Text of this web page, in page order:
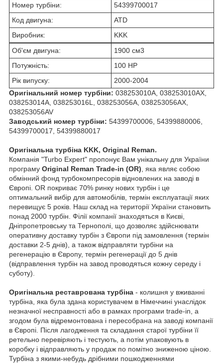
Номер турбіни:
54399700017
Код двигуна:
ATD
Виробник:
KKK
Об'єм двигуна:
1900 см3
Потужність:
100 HP
Рік випуску:
2000-2004
Оригінальний номер турбіни: 038253010A, 038253010AX,
038253014A, 038253016L, 038253056A, 038253056AX,
038253056AV
Заводський номер турбіни: 54399700006, 54399880006,
54399700017, 54399880017
Оригінальна турбіна KKK, Original Reman.
Компанія "Turbo Expert" пропонує Вам унікальну для України
програму Original Reman Trade-in (OR) , яка являє собою
обмінний фонд турбокомпресорів відновлених на заводі в
Європі. OR покриває 70% ринку нових турбін і це
оптимальний вибір для автомобілів, термін експлуатації яких
перевищує 5 років. Наш склад на території України становить
понад 2000 турбін. Філії компанії знаходяться в Києві,
Дніпропетровську та Тернополі, що дозволяє здійснювати
оперативну доставку турбін з Європи під замовлення (термін
доставки 2-5 днів), а також відправляти турбіни на
регенерацію в Європу, термін регенерації до 5 днів
(відправлення турбін на завод проводяться кожну середу і
суботу).
Оригінальна реставрована турбіна - колишня у вживанні
турбіна, яка була здана користувачем в Німеччині унаслідок
незначної несправності або в рамках програми trade-in, а
згодом була відремонтована і пересобрана на заводі компанії
в Європі. Після лагодження та складання старої турбіни її
ретельно перевіряють і тестують, а потім упаковують в
коробку і відправляють у продаж по помітно зниженою ціною.
Турбіна з якими-небудь дрібними пошкодженнями